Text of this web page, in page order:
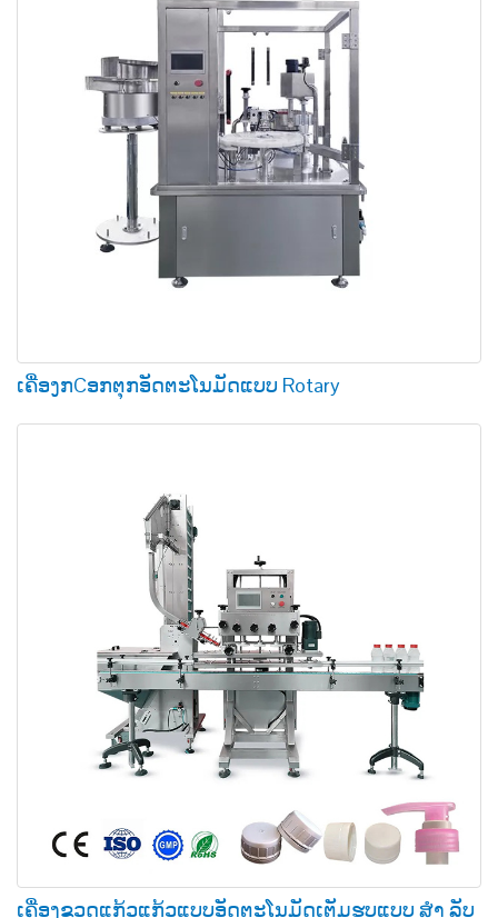
ເຄື່ອງກCອກຕຸກອັດຕະໂນມັດແບບ Rotary
ເຄື່ອງຂວດແກ້ວແກ້ວແບບອັດຕະໂນມັດເຕັມຮູບແບບ ສຳ ລັບ